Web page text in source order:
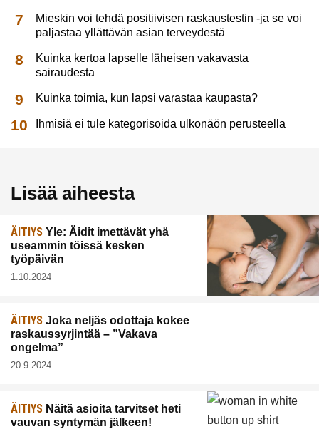
Mieskin voi tehdä positiivisen raskaustestin -ja se voi
paljastaa yllättävän asian terveydestä
Kuinka kertoa lapselle läheisen vakavasta
sairaudesta
Kuinka toimia, kun lapsi varastaa kaupasta?
Ihmisiä ei tule kategorisoida ulkonäön perusteella
Lisää aiheesta
ÄITIYS Yle: Äidit imettävät yhä
useammin töissä kesken
työpäivän
1.10.2024
ÄITIYS Joka neljäs odottaja kokee
raskaussyrjintää – ”Vakava
ongelma”
20.9.2024
ÄITIYS Näitä asioita tarvitset heti
vauvan syntymän jälkeen!